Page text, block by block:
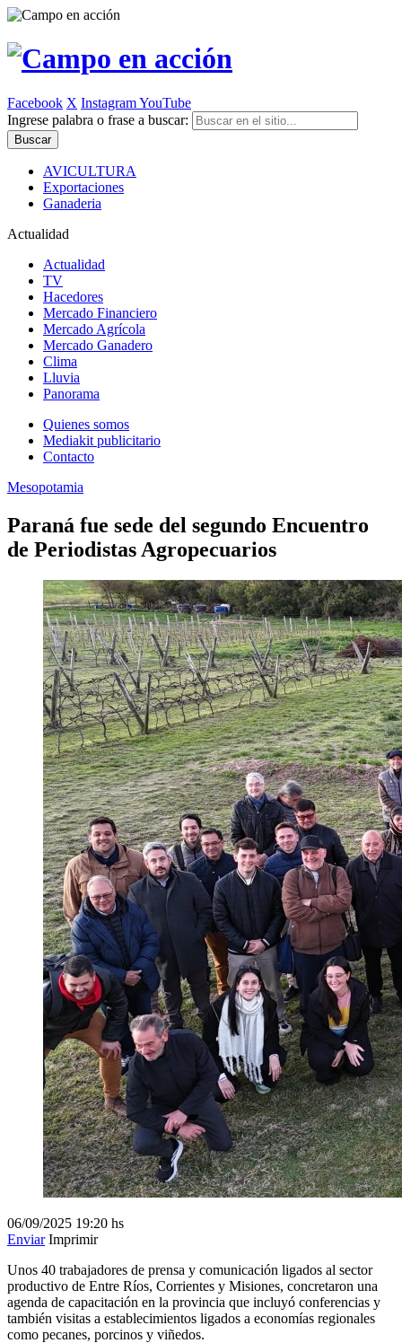
Facebook X InstagramYouTube
Ingrese palabra o frase a buscar:
AVICULTURA
Exportaciones
Ganaderia
Actualidad
Actualidad
TV
Hacedores
Mercado Financiero
Mercado Agrícola
Mercado Ganadero
Clima
Lluvia
Panorama
Quienes somos
Mediakit publicitario
Contacto
Mesopotamia
Paraná fue sede del segundo Encuentro
de Periodistas Agropecuarios
06/09/2025 19:20 hs
Enviar Imprimir
Unos 40 trabajadores de prensa y comunicación ligados al sector
productivo de Entre Ríos, Corrientes y Misiones, concretaron una
agenda de capacitación en la provincia que incluyó conferencias y
también visitas a establecimientos ligados a economías regionales
como pecanes, porcinos y viñedos.